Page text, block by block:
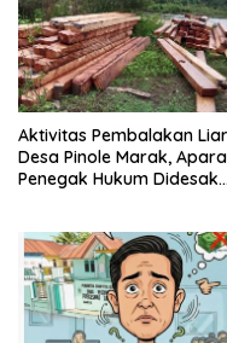
Aktivitas Pembalakan
Desa Pinole Marak,
Penegak Hukum Didesak